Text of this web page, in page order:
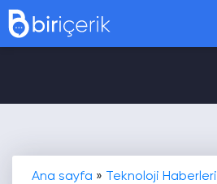
Ana sayfa » Teknoloji Haberleri